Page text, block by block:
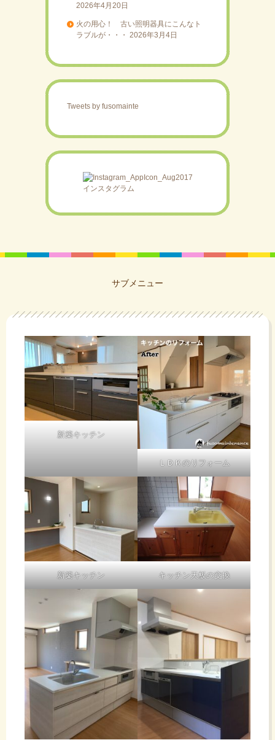
2026年4月20日
火の用心！ 古い照明器具にこんなト
ラブルが・・・
2026年3月4日
Tweets by fusomainte
インスタグラム
サブメニュー
新築キッチン
ＬＤＫのリフォーム
新築キッチン キッチン天板の交換